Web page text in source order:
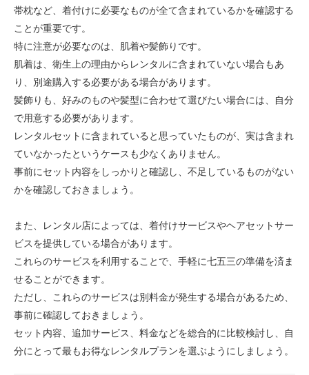
帯枕など、着付けに必要なものが全て含まれているかを確認する
ことが重要です。
特に注意が必要なのは、肌着や髪飾りです。
肌着は、衛生上の理由からレンタルに含まれていない場合もあ
り、別途購入する必要がある場合があります。
髪飾りも、好みのものや髪型に合わせて選びたい場合には、自分
で用意する必要があります。
レンタルセットに含まれていると思っていたものが、実は含まれ
ていなかったというケースも少なくありません。
事前にセット内容をしっかりと確認し、不足しているものがない
かを確認しておきましょう。
また、レンタル店によっては、着付けサービスやヘアセットサー
ビスを提供している場合があります。
これらのサービスを利用することで、手軽に七五三の準備を済ま
せることができます。
ただし、これらのサービスは別料金が発生する場合があるため、
事前に確認しておきましょう。
セット内容、追加サービス、料金などを総合的に比較検討し、自
分にとって最もお得なレンタルプランを選ぶようにしましょう。